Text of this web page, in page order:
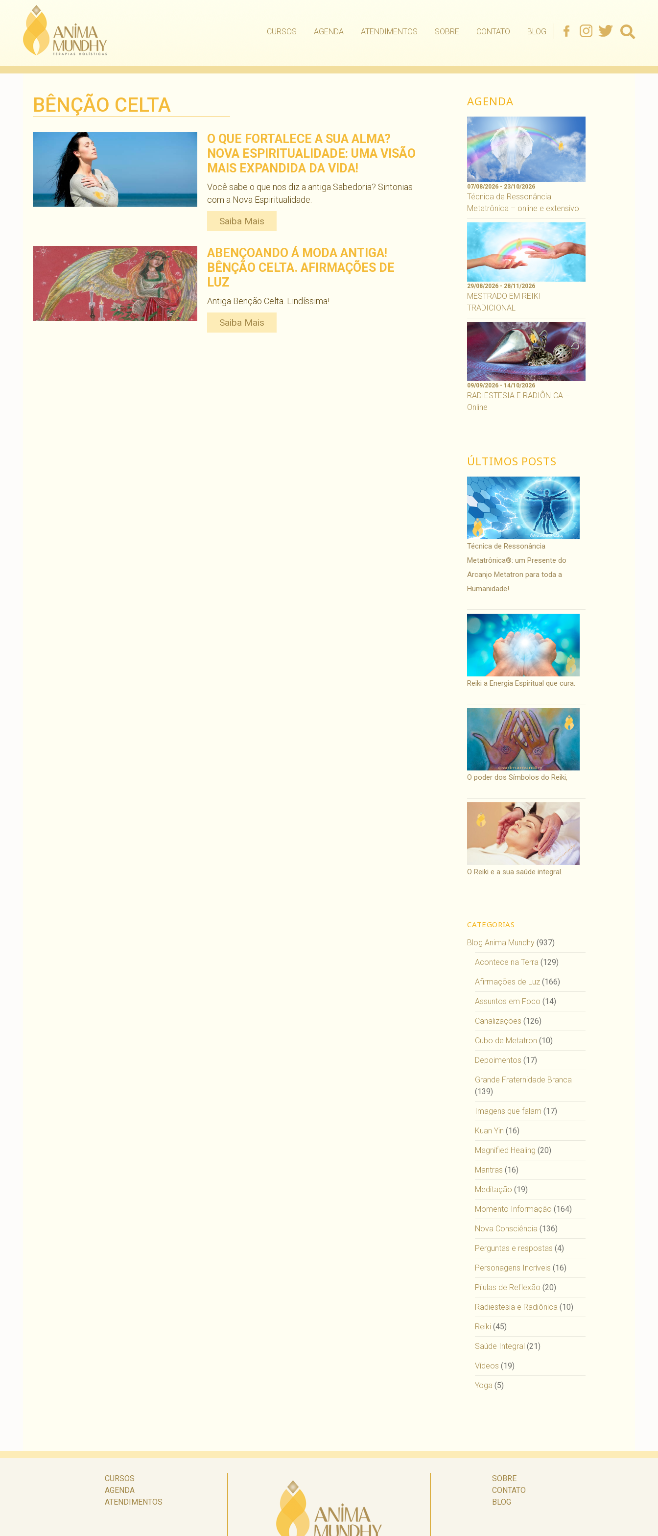
CURSOS AGENDA ATENDIMENTOS SOBRE CONTATO BLOG
BÊNÇÃO CELTA
O QUE FORTALECE A SUA ALMA?
NOVA ESPIRITUALIDADE: UMA VISÃO
MAIS EXPANDIDA DA VIDA!
Você sabe o que nos diz a antiga Sabedoria? Sintonias
com a Nova Espiritualidade.
Saiba Mais
ABENÇOANDO Á MODA ANTIGA!
BÊNÇÃO CELTA. AFIRMAÇÕES DE
LUZ
Antiga Benção Celta. Lindíssima!
Saiba Mais
AGENDA
07/08/2026 - 23/10/2026
Técnica de Ressonância
Metatrônica – online e extensivo
29/08/2026 - 28/11/2026
MESTRADO EM REIKI
TRADICIONAL
09/09/2026 - 14/10/2026
RADIESTESIA E RADIÔNICA –
Online
ÚLTIMOS POSTS
Técnica de Ressonância
Metatrônica®: um Presente do
Arcanjo Metatron para toda a
Humanidade!
Reiki a Energia Espiritual que cura.
O poder dos Símbolos do Reiki,
O Reiki e a sua saúde integral.
CATEGORIAS
Blog Anima Mundhy (937)
Acontece na Terra (129)
Afirmações de Luz (166)
Assuntos em Foco (14)
Canalizações (126)
Cubo de Metatron (10)
Depoimentos (17)
Grande Fraternidade Branca
(139)
Imagens que falam (17)
Kuan Yin (16)
Magnified Healing (20)
Mantras (16)
Meditação (19)
Momento Informação (164)
Nova Consciência (136)
Perguntas e respostas (4)
Personagens Incríveis (16)
Pílulas de Reflexão (20)
Radiestesia e Radiônica (10)
Reiki (45)
Saúde Integral (21)
Vídeos (19)
Yoga (5)
CURSOS
AGENDA
ATENDIMENTOS
SOBRE
CONTATO
BLOG